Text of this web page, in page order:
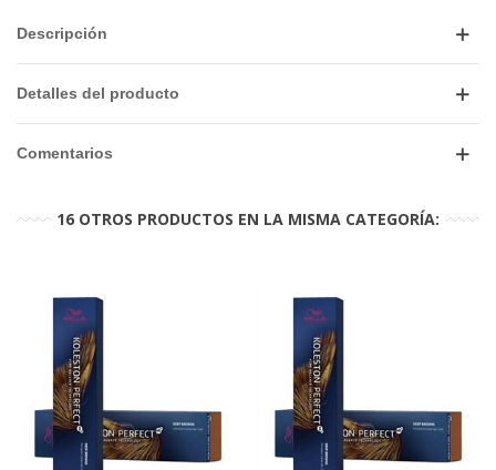
Descripción
Detalles del producto
Comentarios
16 OTROS PRODUCTOS EN LA MISMA CATEGORÍA: